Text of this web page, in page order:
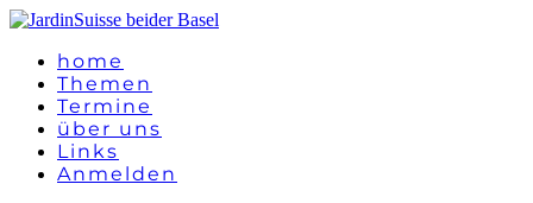
home
Themen
Termine
über uns
Links
Anmelden